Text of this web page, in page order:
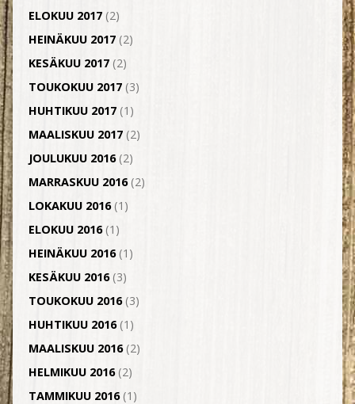
ELOKUU 2017(2)
HEINÄKUU 2017(2)
KESÄKUU 2017(2)
TOUKOKUU 2017(3)
HUHTIKUU 2017(1)
MAALISKUU 2017(2)
JOULUKUU 2016(2)
MARRASKUU 2016(2)
LOKAKUU 2016(1)
ELOKUU 2016(1)
HEINÄKUU 2016(1)
KESÄKUU 2016(3)
TOUKOKUU 2016(3)
HUHTIKUU 2016(1)
MAALISKUU 2016(2)
HELMIKUU 2016(2)
TAMMIKUU 2016(1)